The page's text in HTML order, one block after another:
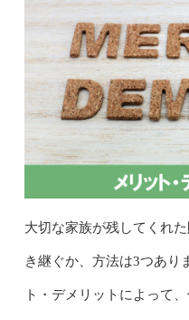
大切な家族が残してくれ
き継ぐか、方法は3つあり
ト・デメリットによって